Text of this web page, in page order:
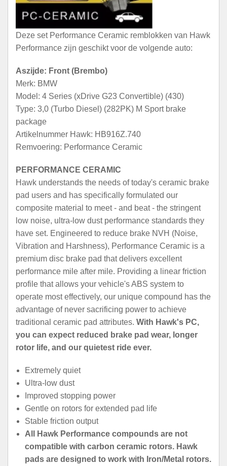
Deze set Performance Ceramic remblokken van Hawk
Performance zijn geschikt voor de volgende auto:
Aszijde: Front (Brembo)
Merk: BMW
Model: 4 Series (xDrive G23 Convertible) (430)
Type: 3,0 (Turbo Diesel) (282PK) M Sport brake
package
Artikelnummer Hawk: HB916Z.740
Remvoering: Performance Ceramic
PERFORMANCE CERAMIC
Hawk understands the needs of today's ceramic brake
pad users and has specifically formulated our
composite material to meet - and beat - the stringent
low noise, ultra-low dust performance standards they
have set. Engineered to reduce brake NVH (Noise,
Vibration and Harshness), Performance Ceramic is a
premium disc brake pad that delivers excellent
performance mile after mile. Providing a linear friction
profile that allows your vehicle's ABS system to
operate most effectively, our unique compound has the
advantage of never sacrificing power to achieve
traditional ceramic pad attributes. With Hawk's PC,
you can expect reduced brake pad wear, longer
rotor life, and our quietest ride ever.
Extremely quiet
Ultra-low dust
Improved stopping power
Gentle on rotors for extended pad life
Stable friction output
All Hawk Performance compounds are not
compatible with carbon ceramic rotors. Hawk
pads are designed to work with Iron/Metal rotors.